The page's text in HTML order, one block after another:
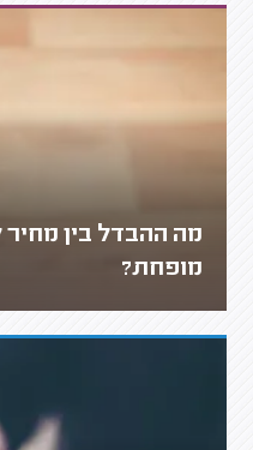
מה ההבדל בין
מופחת?